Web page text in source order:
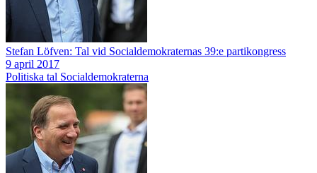
Stefan Löfven: Tal vid Socialdemokraternas 39:e partikongress
9 april 2017
Politiska tal Socialdemokraterna